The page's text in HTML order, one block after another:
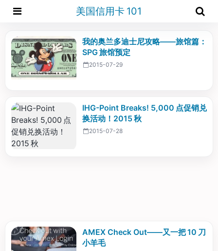
美国信用卡 101
我的奥兰多迪士尼攻略——旅馆篇：
SPG 旅馆预定
2015-07-29
IHG-Point Breaks! 5,000 点促销兑
换活动！2015 秋
2015-07-28
AMEX Check Out——又一把 10 刀
小羊毛